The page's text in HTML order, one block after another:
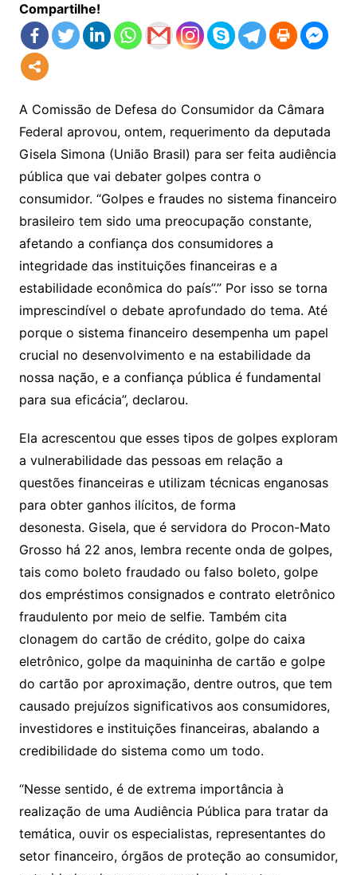
Compartilhe!
A Comissão de Defesa do Consumidor da Câmara
Federal aprovou, ontem, requerimento da deputada
Gisela Simona (União Brasil) para ser feita audiência
pública que vai debater golpes contra o
consumidor. “Golpes e fraudes no sistema financeiro
brasileiro tem sido uma preocupação constante,
afetando a confiança dos consumidores a
integridade das instituições financeiras e a
estabilidade econômica do país”.” Por isso se torna
imprescindível o debate aprofundado do tema. Até
porque o sistema financeiro desempenha um papel
crucial no desenvolvimento e na estabilidade da
nossa nação, e a confiança pública é fundamental
para sua eficácia”, declarou.
Ela acrescentou que esses tipos de golpes exploram
a vulnerabilidade das pessoas em relação a
questões financeiras e utilizam técnicas enganosas
para obter ganhos ilícitos, de forma
desonesta. Gisela, que é servidora do Procon-Mato
Grosso há 22 anos, lembra recente onda de golpes,
tais como boleto fraudado ou falso boleto, golpe
dos empréstimos consignados e contrato eletrônico
fraudulento por meio de selfie. Também cita
clonagem do cartão de crédito, golpe do caixa
eletrônico, golpe da maquininha de cartão e golpe
do cartão por aproximação, dentre outros, que tem
causado prejuízos significativos aos consumidores,
investidores e instituições financeiras, abalando a
credibilidade do sistema como um todo.
“Nesse sentido, é de extrema importância à
realização de uma Audiência Pública para tratar da
temática, ouvir os especialistas, representantes do
setor financeiro, órgãos de proteção ao consumidor,